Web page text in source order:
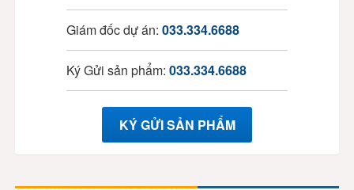
Giám đốc dự án: 033.334.6688
Ký Gửi sản phẩm: 033.334.6688
KÝ GỬI SẢN PHẨM